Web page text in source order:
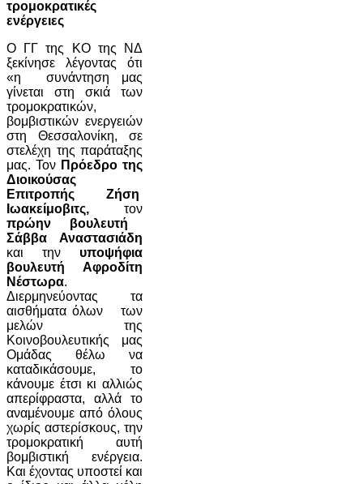
τρομοκρατικές
ενέργειες
Ο ΓΓ της ΚΟ της ΝΔ
ξεκίνησε λέγοντας ότι
«η συνάντηση μας
γίνεται στη σκιά των
τρομοκρατικών,
βομβιστικών ενεργειών
στη Θεσσαλονίκη, σε
στελέχη της παράταξης
μας. Τον Πρόεδρο της
Διοικούσας
Επιτροπής Ζήση
Ιωακείμοβιτς,τον
πρώην βουλευτή
Σάββα Αναστασιάδη
και την υποψήφια
βουλευτή Αφροδίτη
Νέστωρα.
Διερμηνεύοντας τα
αισθήματα όλων των
μελών της
Κοινοβουλευτικής μας
Ομάδας θέλω να
καταδικάσουμε, το
κάνουμε έτσι κι αλλιώς
απερίφραστα, αλλά το
αναμένουμε από όλους
χωρίς αστερίσκους, την
τρομοκρατική αυτή
βομβιστική ενέργεια.
Και έχοντας υποστεί και